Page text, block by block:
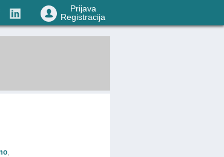
Prijava
Registracija
,